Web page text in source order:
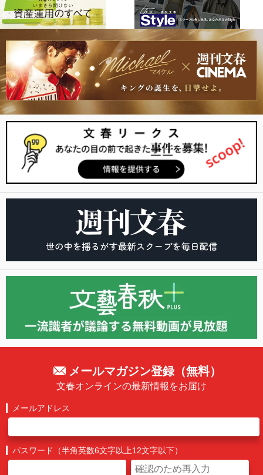
メールマガジン登録（無料）
文春オンラインの最新情報をお届け
メールアドレス
パスワード（半角英数6文字以上12文字以下）